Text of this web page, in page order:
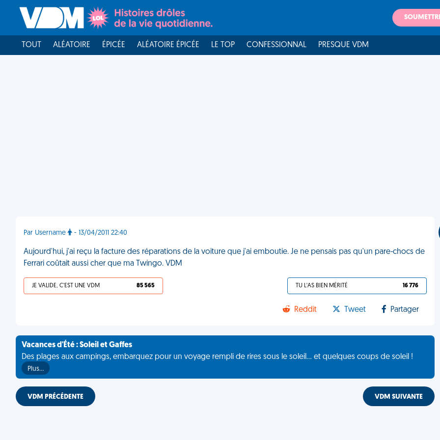
TOUT ALÉATOIRE ÉPICÉE ALÉATOIRE ÉPICÉE LE TOP CONFESSIONNAL PRESQUE VDM
Par Username - 13/04/2011 22:40
Aujourd'hui, j'ai reçu la facture des réparations de la voiture que j'ai emboutie. Je ne pensais pas qu'un pare-chocs de
Ferrari coûtait aussi cher que ma Twingo. VDM
JE VALIDE, C'EST UNE VDM 85 565 TU L'AS BIEN MÉRITÉ 16 776
Reddit Tweet Partager
Vacances d'Été : Soleil et Gaffes
Des plages aux campings, embarquez pour un voyage rempli de rires sous le soleil... et quelques coups de soleil !
Plus…
VDM PRÉCÉDENTE VDM SUIVANTE